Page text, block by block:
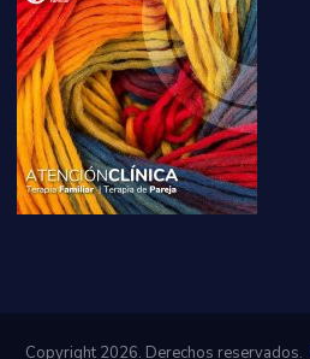
Copyright 2026. Derechos reservados.